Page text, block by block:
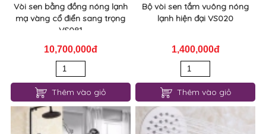
Vòi sen bằng đồng nóng lạnh
mạ vàng cổ điển sang trọng
VS081
10,700,000đ
Thêm vào giỏ
Bộ vòi sen tắm vuông nóng
lạnh hiện đại VS020
1,400,000đ
Thêm vào giỏ